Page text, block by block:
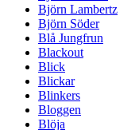
Björn Lambertz
Björn Söder
Blå Jungfrun
Blackout
Blick
Blickar
Blinkers
Bloggen
Blöja